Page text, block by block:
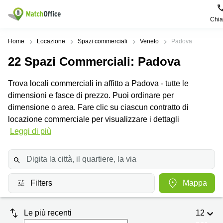
Dare in locazione e affittare
Tipologie di
commerciali
Ufficio
Business
Center
Sala
Riunioni
Virtuale
Zone
Genova
Milano
Treviso
Bari
Torino
Firenze
Padova
Ricerche
Coworking
Lazio
Coworking
Bologna
in
affitto a
Vicenza
Palermo
Uffici
Aiuto
Chi Siamo
Metti in elenco il tuo ufficio
Accesso
Home Locazione Spazi commerciali Veneto Padova
22 Spazi Commerciali: Padova
Trova locali commerciali in affitto a Padova - tutte le
dimensioni e fasce di prezzo. Puoi ordinare per
dimensione o area. Fare clic su ciascun contratto di
locazione commerciale per visualizzare i dettagli
Leggi di più
Filters Mappa
Le più recenti
12